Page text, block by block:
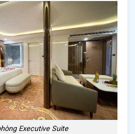
Executive Suite